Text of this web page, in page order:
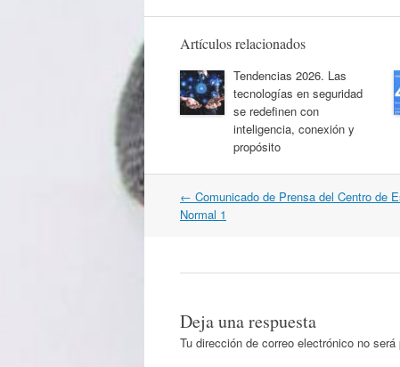
Artículos relacionados
Tendencias 2026. Las
tecnologías en seguridad
se redefinen con
inteligencia, conexión y
propósito
Navegación
por
← Comunicado de Prensa del Centro de
Normal 1
Deja una respuesta
Tu dirección de correo electrónico no será